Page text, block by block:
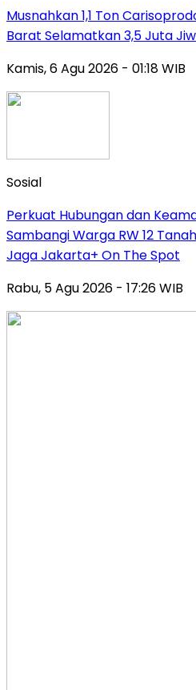
Musnahkan 1,1 Ton
Barat Selamatkan 3,5 Juta
Kamis, 6 Agu 2026 - 01:18 WIB
Sosial
Perkuat Hubungan dan
Sambangi Warga RW 12
Jaga Jakarta+ On The Spot
Rabu, 5 Agu 2026 - 17:26 WIB